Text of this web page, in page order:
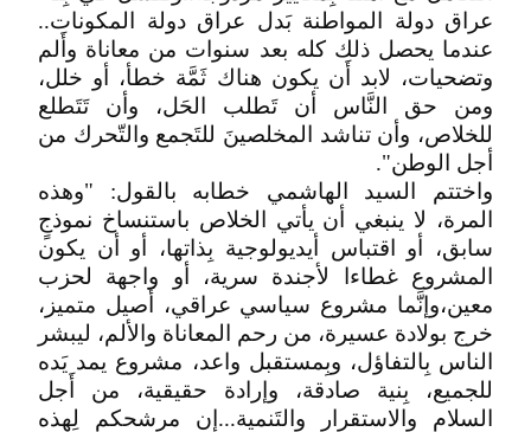
عراق دولة المواطنة بَدل عراق دولة المكونات..
عندما يحصل ذلك كله بعد سنوات من معاناة وأَلم
وتضحيات، لابد أَن يكون هناك ثَمَّة خطأ، أو خلل،
ومن حق النَّاس أن تَطلب الحَل، وأن تَتَطلع
للخلاص، وأن تناشد المخلصينَ للتَجمع والتّحرك من
أجل الوطن".
واختتم السيد الهاشمي خطابه بالقول: "وهذه
المرة، لا ينبغي أن يأتي الخلاص باستنساخ نموذجٍ
سابق، أو اقتباس أيديولوجية بِذاتها، أو أن يكون
المشروع غطاءا لأجندة سرية، أو واجهة لحزب
معين،وإنَّما مشروع سياسي عراقي، أَصيل متميز،
خرج بولادة عسيرة، من رحم المعاناة والألم، ليبشر
الناس بِالتفاؤل، وبِمستقبل واعد، مشروع يمد يَده
للجميع، بِنية صادقة، وإرادة حقيقية، من أَجل
السلام والاستقرار والتَنمية...إن مرشحكم لِهذه